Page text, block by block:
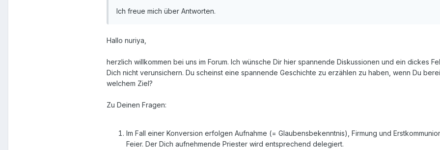
Ich freue mich über Antworten.
Hallo nuriya,
herzlich willkommen bei uns im Forum. Ich wünsche Dir hier spannende Diskussionen und ein dickes
Dich nicht verunsichern. Du scheinst eine spannende Geschichte zu erzählen zu haben, wenn Du
welchem Ziel?
Zu Deinen Fragen:
Im Fall einer Konversion erfolgen Aufnahme (= Glaubensbekenntnis), Firmung und
Feier. Der Dich aufnehmende Priester wird entsprechend delegiert.